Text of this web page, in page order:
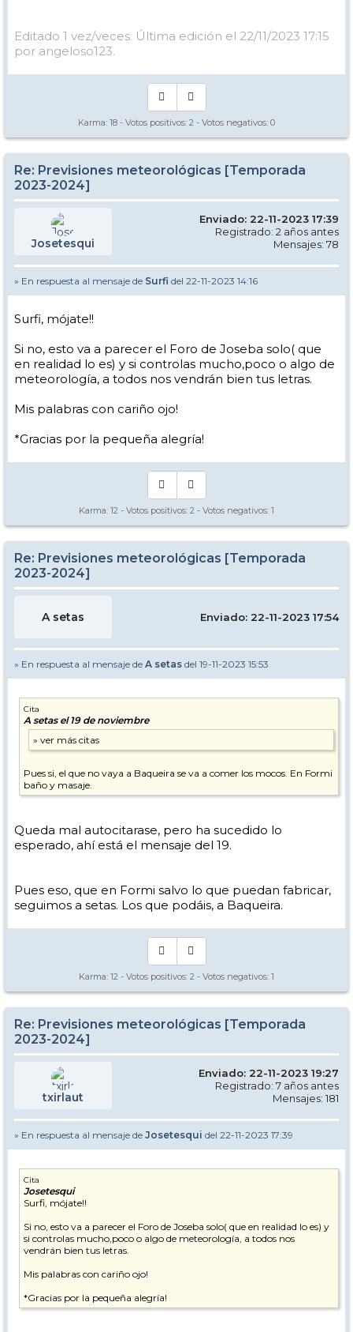
Editado 1 vez/veces. Última edición el 22/11/2023 17:15
por angeloso123.
Karma: 18 - Votos positivos: 2 - Votos negativos: 0
Re: Previsiones meteorológicas [Temporada
2023-2024]
Josetesqui
Enviado: 22-11-2023 17:39
Registrado: 2 años antes
Mensajes: 78
» En respuesta al mensaje de Surfi del 22-11-2023 14:16
Surfi, mójate!!
Si no, esto va a parecer el Foro de Joseba solo( que
en realidad lo es) y si controlas mucho,poco o algo de
meteorología, a todos nos vendrán bien tus letras.
Mis palabras con cariño ojo!
*Gracias por la pequeña alegría!
Karma: 12 - Votos positivos: 2 - Votos negativos: 1
Re: Previsiones meteorológicas [Temporada
2023-2024]
A setas Enviado: 22-11-2023 17:54
» En respuesta al mensaje de A setas del 19-11-2023 15:53
Cita
A setas el 19 de noviembre
Pues si, el que no vaya a Baqueira se va a comer los mocos. En Formi
baño y masaje.
Queda mal autocitarase, pero ha sucedido lo
esperado, ahí está el mensaje del 19.
Pues eso, que en Formi salvo lo que puedan fabricar,
seguimos a setas. Los que podáis, a Baqueira.
Karma: 12 - Votos positivos: 2 - Votos negativos: 1
Re: Previsiones meteorológicas [Temporada
2023-2024]
txirlaut
Enviado: 22-11-2023 19:27
Registrado: 7 años antes
Mensajes: 181
» En respuesta al mensaje de Josetesqui del 22-11-2023 17:39
Cita
Josetesqui
Surfi, mójate!!
Si no, esto va a parecer el Foro de Joseba solo( que en realidad lo es) y
si controlas mucho,poco o algo de meteorología, a todos nos
vendrán bien tus letras.
Mis palabras con cariño ojo!
*Gracias por la pequeña alegría!